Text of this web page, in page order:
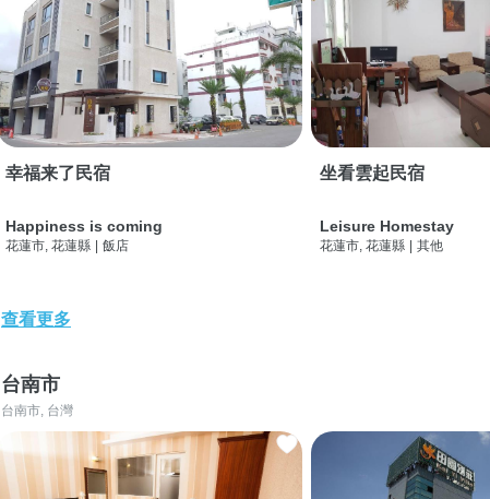
幸福来了民宿
Happiness is coming
花蓮市, 花蓮縣 飯店
坐看雲起民宿
Leisure Homestay
花蓮市, 花蓮縣 其他
查看更多
台南市
台南市, 台灣